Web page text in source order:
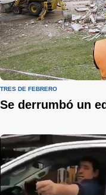
TRES DE FEBRERO
Se derrumbó un